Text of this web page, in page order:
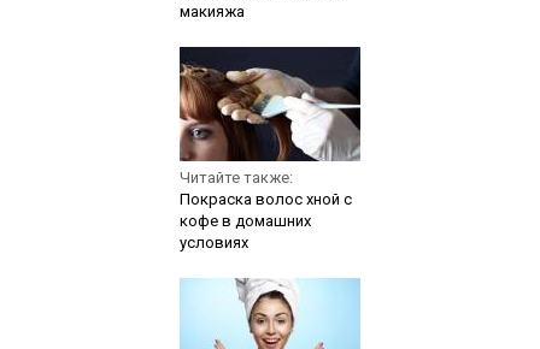
макияжа
Читайте также:
Покраска волос хной с
кофе в домашних
условиях